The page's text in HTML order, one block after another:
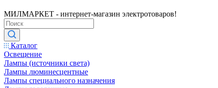
МИЛМАРКЕТ - интернет-магазин электротоваров!
Каталог
Освещение
Лампы (источники света)
Лампы люминесцентные
Лампы специального назначения